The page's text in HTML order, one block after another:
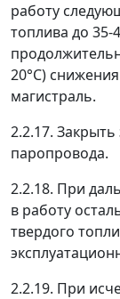
работу
топлива до 35-
20°С)
магистраль.
2.2.17.
паропровода.
2.2.18. При
в работу
твердого
2.2.19. При